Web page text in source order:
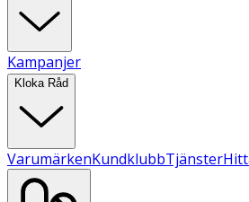
Kampanjer
Kloka Råd
VarumärkenKundklubbTjänster